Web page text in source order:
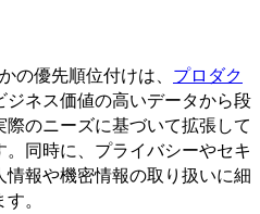
の優先順位付けは、 プロダク
ネス価値の高いデータから段
のニーズに基づいて拡張して
同時に、プライバシーやセキ
報や機密情報の取り扱いに細
。